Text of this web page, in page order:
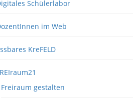
Schülerlabor
im Web
KreFELD
Freiraum gestalten